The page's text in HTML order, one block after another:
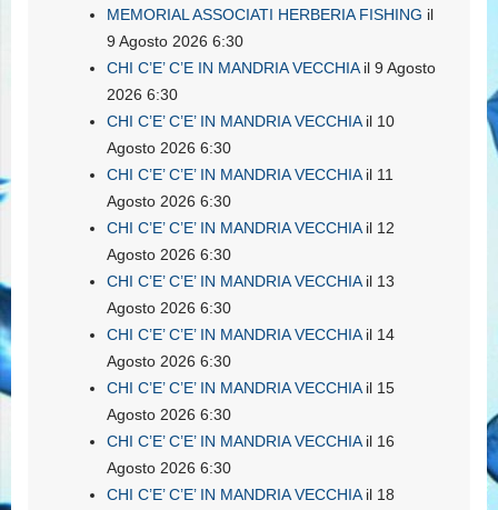
MEMORIAL ASSOCIATI HERBERIA FISHING il
9 Agosto 2026 6:30
CHI C’E’ C’E IN MANDRIA VECCHIAil 9 Agosto
2026 6:30
CHI C’E’ C’E’ IN MANDRIA VECCHIAil 10
Agosto 2026 6:30
CHI C’E’ C’E’ IN MANDRIA VECCHIAil 11
Agosto 2026 6:30
CHI C’E’ C’E’ IN MANDRIA VECCHIAil 12
Agosto 2026 6:30
CHI C’E’ C’E’ IN MANDRIA VECCHIAil 13
Agosto 2026 6:30
CHI C’E’ C’E’ IN MANDRIA VECCHIAil 14
Agosto 2026 6:30
CHI C’E’ C’E’ IN MANDRIA VECCHIAil 15
Agosto 2026 6:30
CHI C’E’ C’E’ IN MANDRIA VECCHIAil 16
Agosto 2026 6:30
CHI C’E’ C’E’ IN MANDRIA VECCHIAil 18